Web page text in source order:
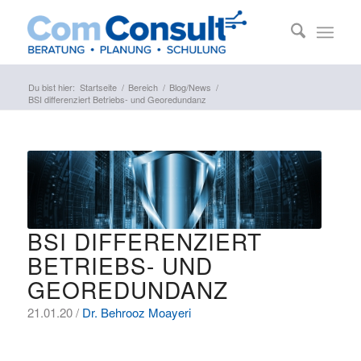
Du bist hier: Startseite / Bereich / Blog/News /
BSI differenziert Betriebs- und Georedundanz
BSI DIFFERENZIERT
BETRIEBS- UND
GEOREDUNDANZ
21.01.20 / Dr. Behrooz Moayeri